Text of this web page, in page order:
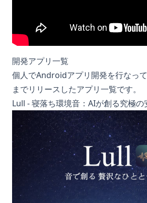
開発アプリ一覧
個人でAndroidアプリ開発を行なっ
までリリースしたアプリ一覧です。
Lull - 寝落ち環境音：AIが創る究極の